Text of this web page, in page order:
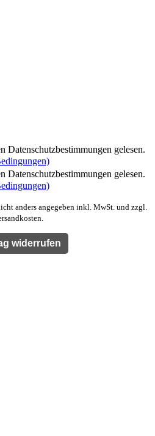
Datenschutzbestimmungen gelesen.
Datenschutzbestimmungen gelesen.
anders angegeben inkl. MwSt. und zzgl.
widerrufen